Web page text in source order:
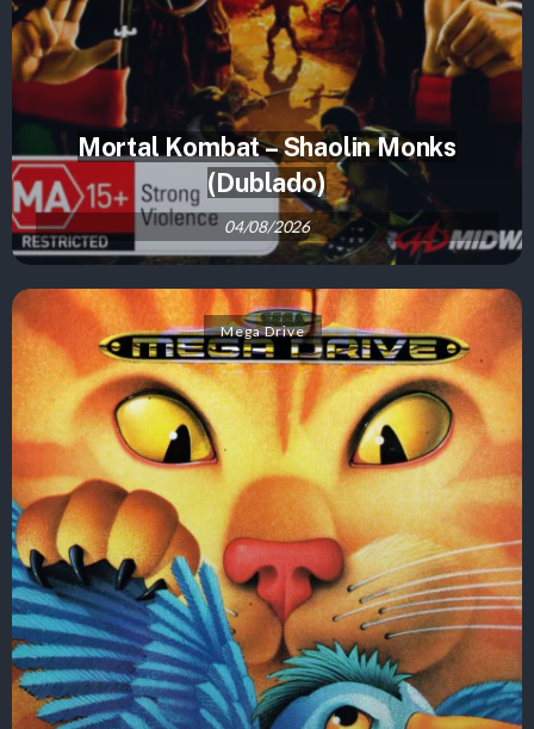
Mortal Kombat – Shaolin Monks
(Dublado)
04/08/2026
Mega Drive